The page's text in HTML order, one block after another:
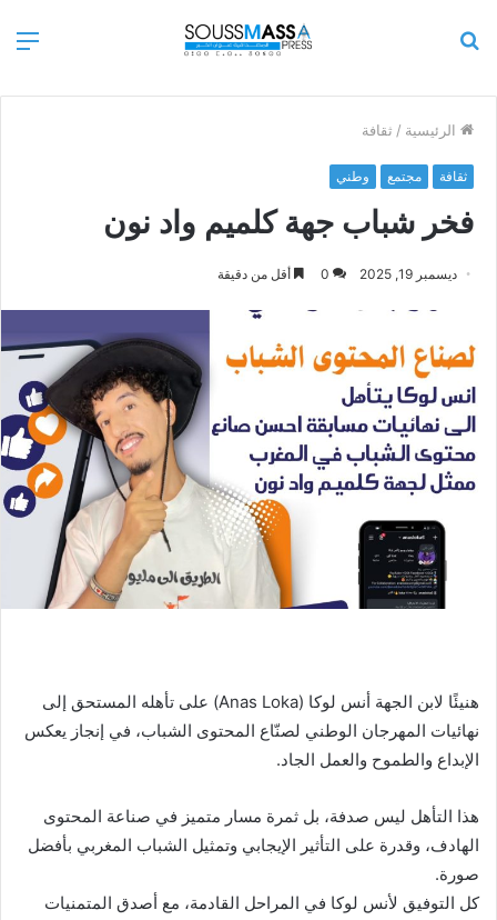
الرئيسية / ثقافة
ثقافة مجتمع وطني
فخر شباب جهة كلميم واد نون
ديسمبر 19, 2025 0 أقل من دقيقة
هنيئًا لابن الجهة أنس لوكا (Anas Loka) على تأهله المستحق إلى
نهائيات المهرجان الوطني لصنّاع المحتوى الشباب، في إنجاز يعكس
الإبداع والطموح والعمل الجاد.
هذا التأهل ليس صدفة، بل ثمرة مسار متميز في صناعة المحتوى
الهادف، وقدرة على التأثير الإيجابي وتمثيل الشباب المغربي بأفضل
صورة.
كل التوفيق لأنس لوكا في المراحل القادمة، مع أصدق المتمنيات